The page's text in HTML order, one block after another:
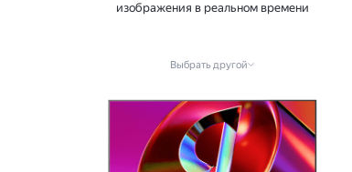
изображения в реальном времени
Выбрать другой